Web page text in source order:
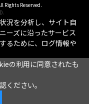
Rights Reserved.
況を分析し、サイト自
ーズに沿ったサービス
るために、ログ情報や
の利用に同意されたも
ください。